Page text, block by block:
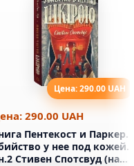
Цена: 290.00 UAH
290.00 UAH
Пентекост и Паркер.
у нее под кожей.
Стивен Спотсвуд (на